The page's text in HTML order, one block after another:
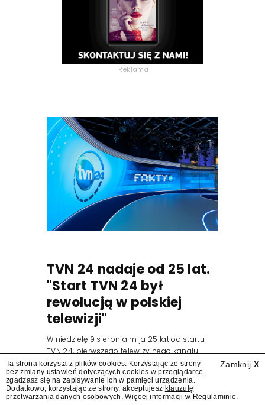
Reklama
TVN 24 nadaje od 25 lat.
"Start TVN 24 był
rewolucją w polskiej
telewizji"
W niedzielę 9 sierpnia mija 25 lat od startu
TVN 24, pierwszego telewizyjnego kanału
informacyjnego w Polsce. Na ten dzień
zaplanowano finał urodzinowej trasy stacji
"Jesteśmy stąd". 25 lat TVN 24 dla Press.pl
podsumowują Jarosław Kuźniar, Tomasz Lis i
Zamknij X
Ta strona korzysta z plików cookies. Korzystając ze strony
bez zmiany ustawień dotyczących cookies w przeglądarce
zgadzasz się na zapisywanie ich w pamięci urządzenia.
Dodatkowo, korzystając ze strony, akceptujesz klauzulę
przetwarzania danych osobowych . Więcej informacji w Regulaminie.